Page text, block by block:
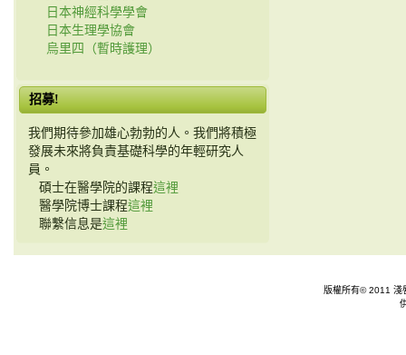
日本神經科學學會
日本生理學協會
烏里四（暫時護理）
招募!
我們期待參加雄心勃勃的人。我們將積極
發展未來將負責基礎科學的年輕研究人
員。
碩士在醫學院的課程這裡
醫學院博士課程這裡
聯繫信息是這裡
版權所有© 2011 淺